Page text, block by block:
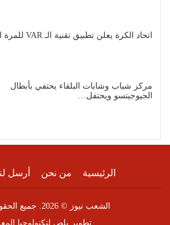
اتحاد الكرة يعلن تطبيق تقنية الـ VAR للمرة الأولى
مركز شباب وشابات البلقاء يحتفي بأبطال
الجيوجيتسو ويحتفل…
الرئيسية من نحن أرسل
الشعب نيوز © 2026. جميع الحقوق محفوظة
تطوير بلص لتكنولوجيا